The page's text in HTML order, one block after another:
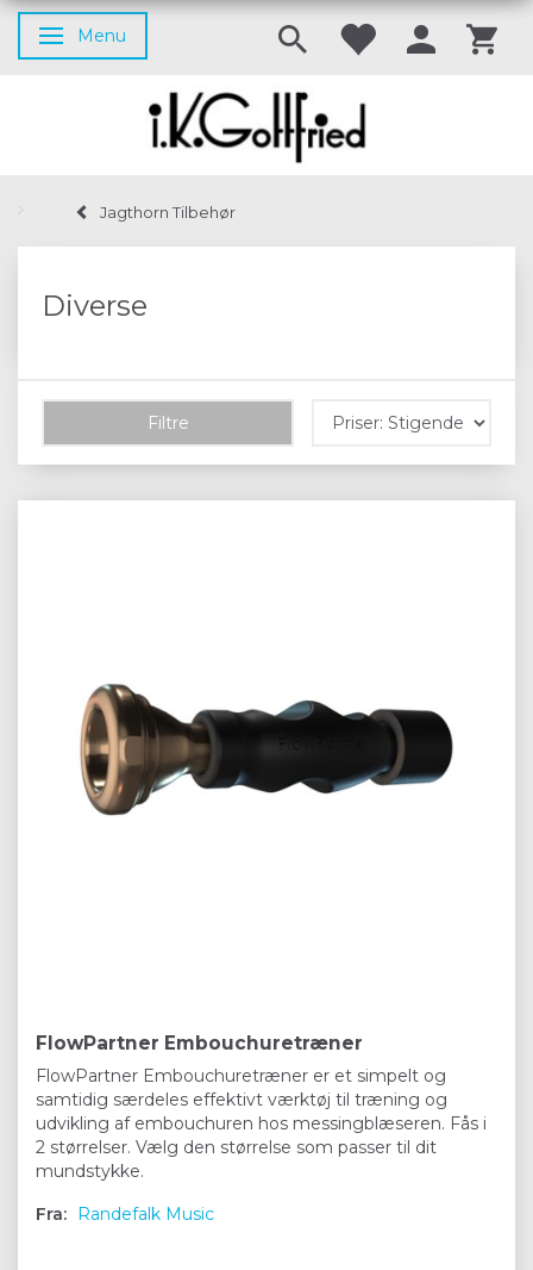
Skifte navigation
Menu
Jagthorn Tilbehør
Diverse
Filtre
FlowPartner Embouchuretræner
FlowPartner Embouchuretræner er et simpelt og
samtidig særdeles effektivt værktøj til træning og
udvikling af embouchuren hos messingblæseren. Fås i
2 størrelser. Vælg den størrelse som passer til dit
mundstykke.
Fra: Randefalk Music